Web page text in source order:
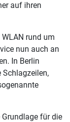
auf ihren
rund um
nun auch an
In Berlin
Schlagzeilen,
für die